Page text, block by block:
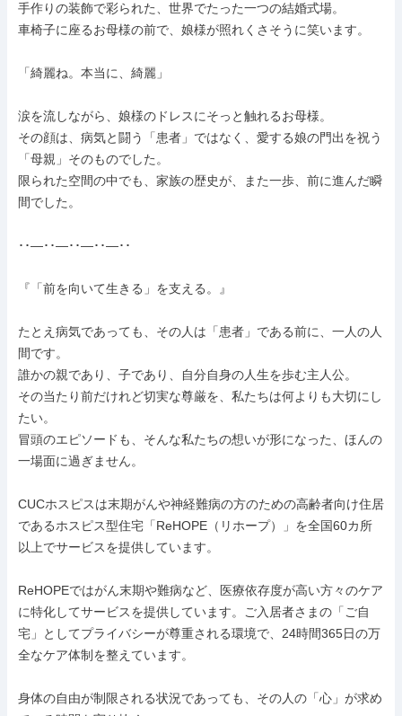
手作りの装飾で彩られた、世界でたった一つの結婚式場。
車椅子に座るお母様の前で、娘様が照れくさそうに笑います。
「綺麗ね。本当に、綺麗」
涙を流しながら、娘様のドレスにそっと触れるお母様。
その顔は、病気と闘う「患者」ではなく、愛する娘の門出を祝う
「母親」そのものでした。
限られた空間の中でも、家族の歴史が、また一歩、前に進んだ瞬
間でした。
･･―･･―･･―･･―･･
『「前を向いて生きる」を支える。』
たとえ病気であっても、その人は「患者」である前に、一人の人
間です。
誰かの親であり、子であり、自分自身の人生を歩む主人公。
その当たり前だけれど切実な尊厳を、私たちは何よりも大切にし
たい。
冒頭のエピソードも、そんな私たちの想いが形になった、ほんの
一場面に過ぎません。
CUCホスピスは末期がんや神経難病の方のための高齢者向け住居
であるホスピス型住宅「ReHOPE（リホープ）」を全国60カ所
以上でサービスを提供しています。
ReHOPEではがん末期や難病など、医療依存度が高い方々のケア
に特化してサービスを提供しています。ご入居者さまの「ご自
宅」としてプライバシーが尊重される環境で、24時間365日の万
全なケア体制を整えています。
身体の自由が制限される状況であっても、その人の「心」が求め